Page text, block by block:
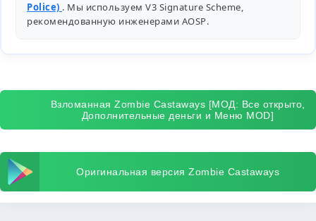
Police) . Мы используем V3 Signature Scheme,
рекомендованную инженерами AOSP.
Взломанная Zombie Castaways [МОД: Все открыто,
Дополнительные деньги и Меню MOD]
Оригинальная версия Zombie Castaways